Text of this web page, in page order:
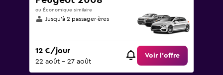
ou Économique similaire
Jusqu’à 2 passager·ères
12 €/jour
22 août - 27 août
Voir l’offre